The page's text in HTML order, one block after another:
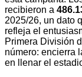
recibieron a
2025/26, un dato
refleja el
Primera División
número: encierra
en llenar el